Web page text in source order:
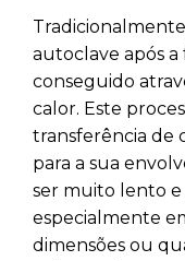
autoclave após a
conseguido
calor. Este
transferência de
para a sua
ser muito lento
especialmente
dimensões ou